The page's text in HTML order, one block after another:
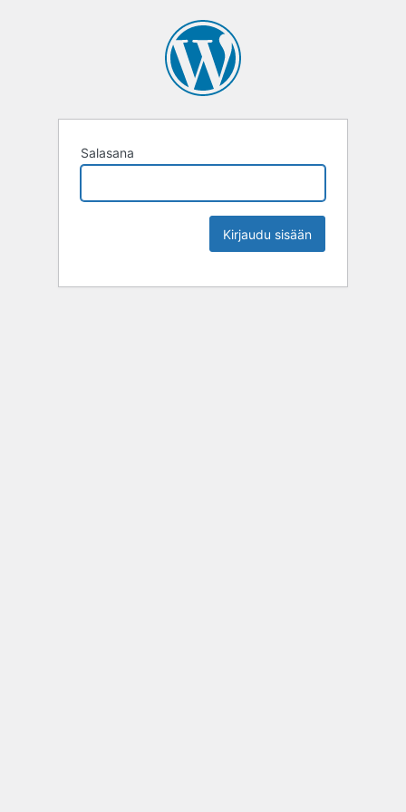
Salasana